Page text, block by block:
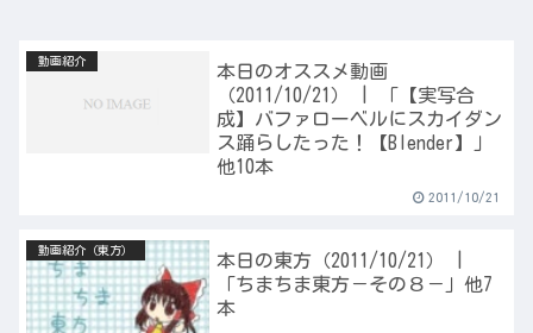
動画紹介
本日のオススメ動画
（2011/10/21） | 「【実写合
成】バファローベルにスカイダン
ス踊らしたった！【Blender】」
他10本
2011/10/21
動画紹介（東方）
本日の東方（2011/10/21） |
「ちまちま東方－その８－」他7
本